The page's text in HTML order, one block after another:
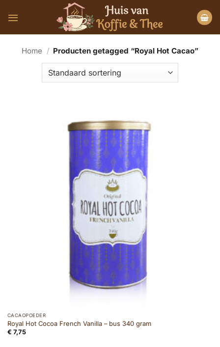
naar
Home / Producten getagged “Royal Hot Cacao”
CACAOPOEDER
Royal Hot Cocoa French Vanilla – bus 340 gram
€ 7,75